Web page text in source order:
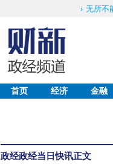
无所不
首页 经济 金融
政经政经当日快讯正文